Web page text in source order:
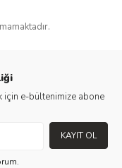
için e-bültenimize abone
KAYIT OL